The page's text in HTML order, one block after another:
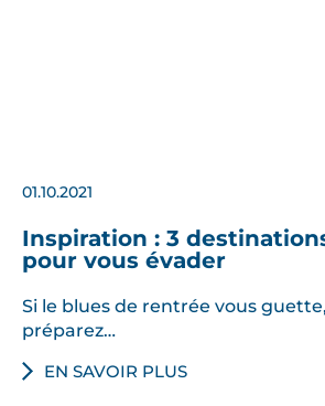
01.10.2021
Inspiration : 3
pour vous évader
Si le blues de rentrée vous
préparez…
EN SAVOIR PLUS